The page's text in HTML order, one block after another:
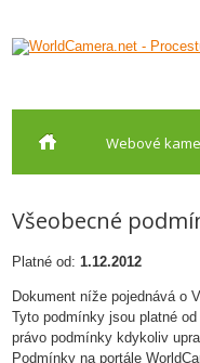
Webové
Všeobecné
Platné od: 1.12.2012
Dokument níže pojednává o
Tyto podmínky jsou platné
právo podmínky kdykoliv
Podmínky na portále